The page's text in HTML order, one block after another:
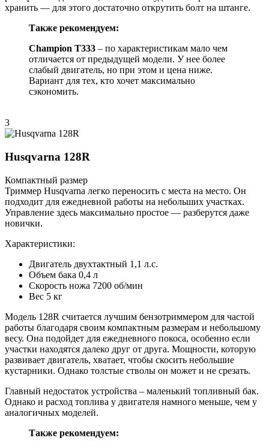
хранить — для этого достаточно открутить болт на штанге.
Также рекомендуем:
Champion T333 – по характеристикам мало чем
отличается от предыдущей модели. У нее более
слабый двигатель, но при этом и цена ниже.
Вариант для тех, кто хочет максимально
сэкономить.
3
Husqvarna 128R
Компактный размер
Триммер Husqvarna легко переносить с места на место. Он
подходит для ежедневной работы на небольших участках.
Управление здесь максимально простое — разберутся даже
новички.
Характеристики:
Двигатель двухтактный 1,1 л.с.
Объем бака 0,4 л
Скорость ножа 7200 об/мин
Вес 5 кг
Модель 128R считается лучшим бензотриммером для частой
работы благодаря своим компактным размерам и небольшому
весу. Она подойдет для ежедневного покоса, особенно если
участки находятся далеко друг от друга. Мощности, которую
развивает двигатель, хватает, чтобы скосить небольшие
кустарники. Однако толстые стволы он может и не срезать.
Главный недостаток устройства – маленький топливный бак.
Однако и расход топлива у двигателя намного меньше, чем у
аналогичных моделей.
Также рекомендуем: